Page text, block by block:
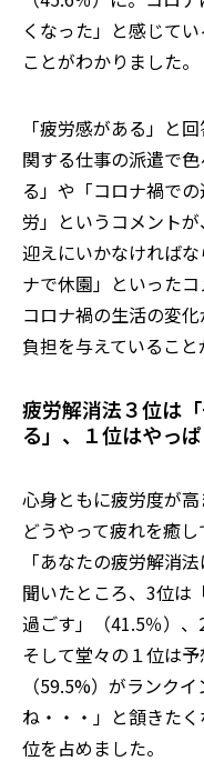
くなった」と感じて
ことがわかりました。
「疲労感がある」と
関する仕事の派遣で
る」や「コロナ禍で
労」というコメント
迎えにいかなければ
ナで休園」といったコ
コロナ禍の生活の変
負担を与えていること
疲労解消法３位は
る」、１位はやっ
心身ともに疲労度が高
どうやって疲れを癒
「あなたの疲労解消
聞いたところ、3位は
過ごす」（41.5％）、
そして堂々の１位は
（59.5%）がランク
ね・・・」と頷きた
位を占めました。